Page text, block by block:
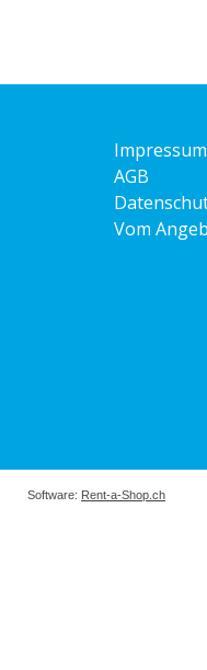
Impressum
AGB
Vom
Software: Rent-a-Shop.ch